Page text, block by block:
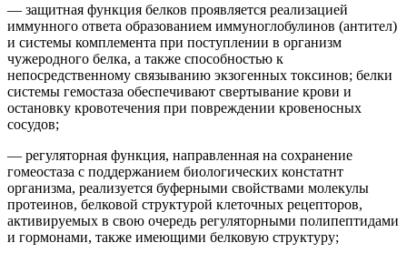
— защитная функция белков проявляется реализацией
иммунного ответа образованием иммуноглобулинов (антител)
и системы комплемента при поступлении в организм
чужеродного белка, а также способностью к
непосредственному связыванию экзогенных токсинов; белки
системы гемостаза обеспечивают свертывание крови и
остановку кровотечения при повреждении кровеносных
сосудов;
— регуляторная функция, направленная на сохранение
гомеостаза с поддержанием биологических констатнт
организма, реализуется буферными свойствами молекулы
протеинов, белковой структурой клеточных рецепторов,
активируемых в свою очередь регуляторными полипептидами
и гормонами, также имеющими белковую структуру;